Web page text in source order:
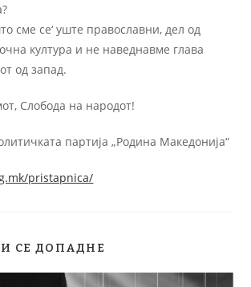
сме се‘ уште православни, дел од
култура и не наведнавме глава
од запад.
Слобода на народот!
партија „Родина Македонија“
pristapnica/
СЕ ДОПАДНЕ